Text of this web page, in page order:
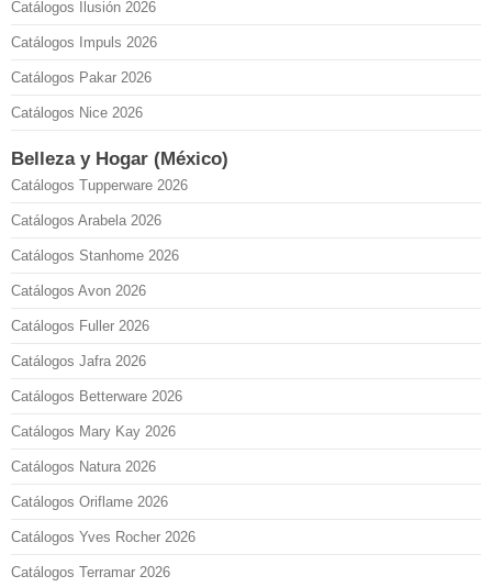
Catálogos Ilusión 2026
Catálogos Impuls 2026
Catálogos Pakar 2026
Catálogos Nice 2026
Belleza y Hogar (México)
Catálogos Tupperware 2026
Catálogos Arabela 2026
Catálogos Stanhome 2026
Catálogos Avon 2026
Catálogos Fuller 2026
Catálogos Jafra 2026
Catálogos Betterware 2026
Catálogos Mary Kay 2026
Catálogos Natura 2026
Catálogos Oriflame 2026
Catálogos Yves Rocher 2026
Catálogos Terramar 2026